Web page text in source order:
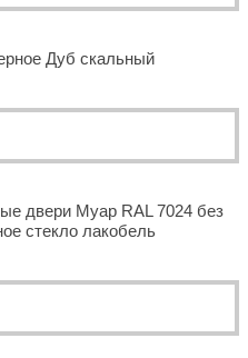
Дуб скальный
двери Муар RAL 7024 без
стекло лакобель